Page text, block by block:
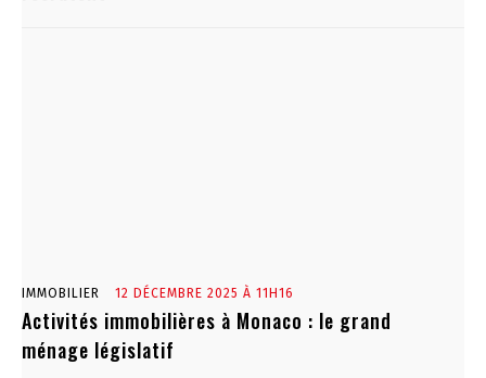
IMMOBILIER 12 DÉCEMBRE 2025 À 11H16
Activités immobilières à Monaco : le grand
ménage législatif